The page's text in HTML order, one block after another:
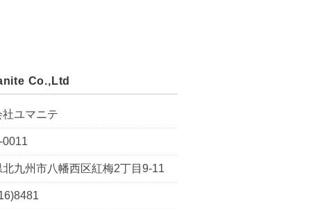
Co.,Ltd
社ユマニテ
0011
北九州市八幡西区紅梅2丁目9-11